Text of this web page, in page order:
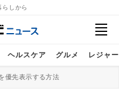
らしから
ヘルスケア グルメ レジャー
優先表示する方法